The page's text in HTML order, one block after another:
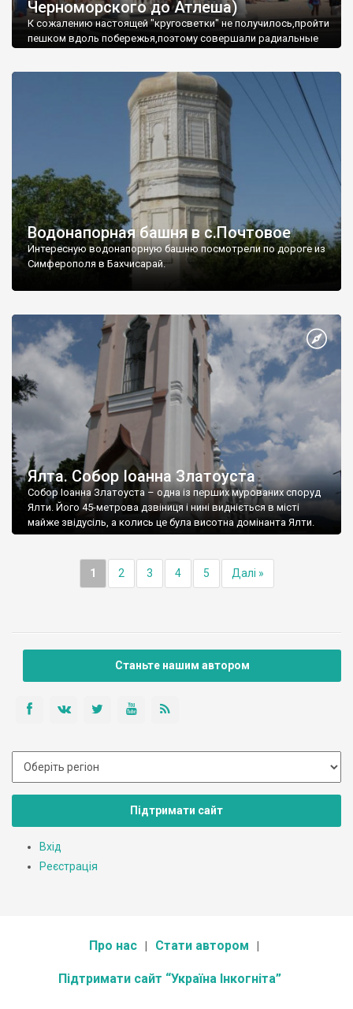
Черноморского до Атлеша)
К сожалению настоящей "кругосветки" не получилось,пройти
пешком вдоль побережья,поэтому совершали радиальные
Водонапорная башня в с.Почтовое
Интересную водонапорную башню посмотрели по дороге из
Симферополя в Бахчисарай.
Ялта. Собор Іоанна Златоуста
Собор Іоанна Златоуста – одна із перших мурованих споруд
Ялти. Його 45-метрова дзвіниця і нині видніється в місті
майже звідусіль, а колись це була висотна домінанта Ялти.
1 2 3 4 5 Далі »
Станьте нашим автором
Підтримати сайт
Вхід
Реєстрація
Про нас Стати автором
Підтримати сайт “Україна Інкогніта”